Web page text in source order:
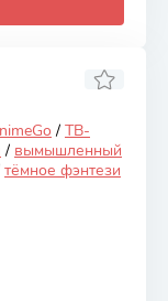
/ ТВ-
/ вымышленный
тёмное фэнтези